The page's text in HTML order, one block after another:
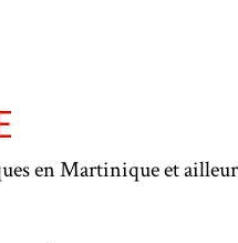
en Martinique et